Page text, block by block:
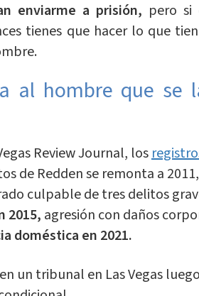
enviarme a prisión, pero si
tienes que hacer lo que
al hombre que se
Review Journal, los
de Redden se remonta a 2011,
culpable de tres delitos
2015, agresión con daños
doméstica en 2021.
un tribunal en Las Vegas